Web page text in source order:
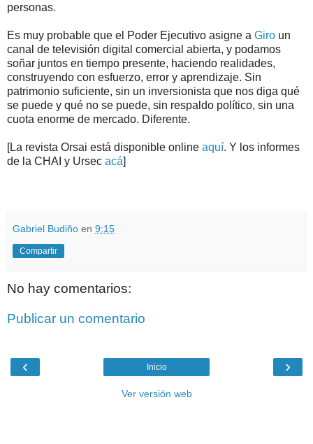
personas.
Es muy probable que el Poder Ejecutivo asigne a Giro un
canal de televisión digital comercial abierta, y podamos
soñar juntos en tiempo presente, haciendo realidades,
construyendo con esfuerzo, error y aprendizaje. Sin
patrimonio suficiente, sin un inversionista que nos diga qué
se puede y qué no se puede, sin respaldo político, sin una
cuota enorme de mercado. Diferente.
[La revista Orsai está disponible online aquí. Y los informes
de la CHAI y Ursec acá]
Gabriel Budiño en 9:15
Compartir
No hay comentarios:
Publicar un comentario
‹ ›
Inicio
Ver versión web